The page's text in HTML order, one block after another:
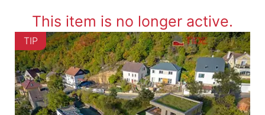
This item is no longer active.
TIP